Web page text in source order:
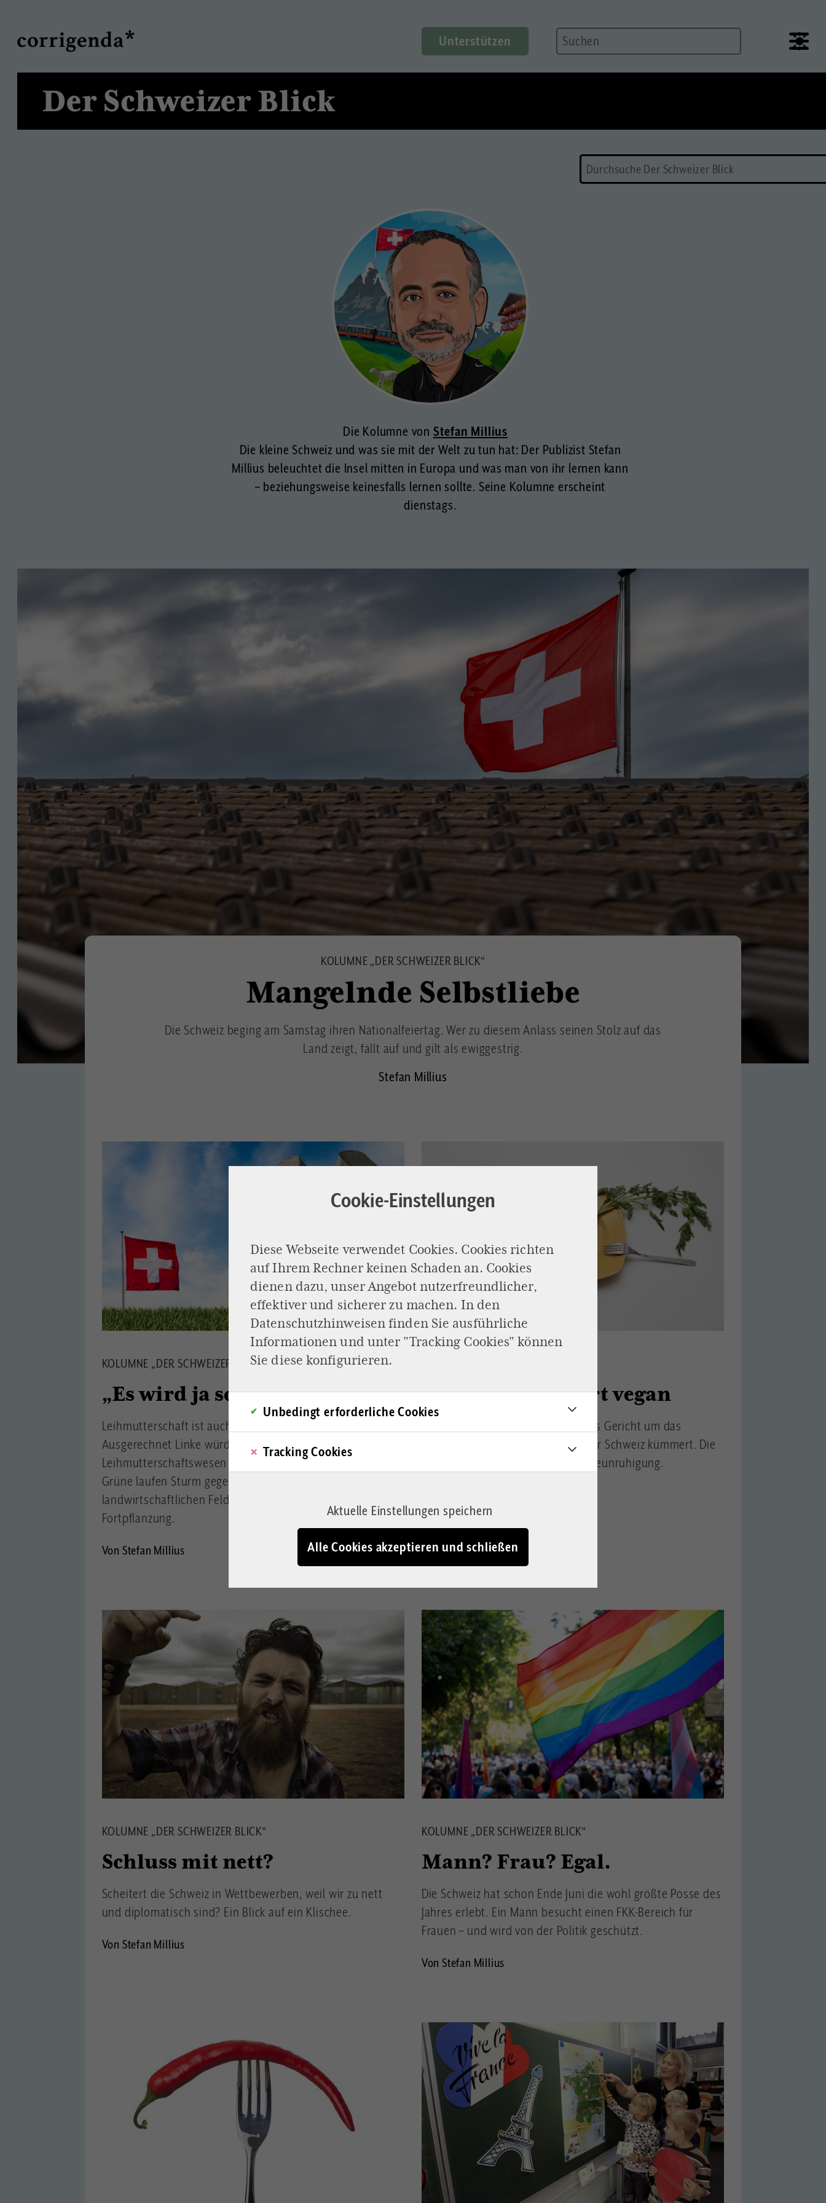
Inhalt
Suche
Unterstützen
Der Schweizer Blick
Die Kolumne von Stefan Millius
Die kleine Schweiz und was sie mit der Welt zu tun hat: Der Publizist Stefan
Millius beleuchtet die Insel mitten in Europa und was man von ihr lernen kann
– beziehungsweise keinesfalls lernen sollte. Seine Kolumne erscheint
dienstags.
KOLUMNE „DER SCHWEIZER BLICK“
Mangelnde Selbstliebe
Die Schweiz beging am Samstag ihren Nationalfeiertag. Wer zu diesem Anlass seinen Stolz auf das
Land zeigt, fällt auf und gilt als ewiggestrig.
Stefan Millius
KOLUMNE „DER SCHWEIZER BLICK“
„Es wird ja sowieso gemacht“
Leihmutterschaft ist auch in der Schweiz verboten.
Ausgerechnet Linke würden das gern ändern. Obschon das
Leihmutterschaftswesen Kapitalismus in Reinkultur ist.
Grüne laufen Sturm gegen Gentechnologie auf
landwirtschaftlichen Feldern, bejubeln sie aber bei der
Fortpflanzung.
Von Stefan Millius
Straßburg serviert vegan
Rührend, wie sich ein europäisches Gericht um das
Wohlbefinden von Häftlingen in der Schweiz kümmert. Die
Rührung weicht aber schnell der Beunruhigung.
KOLUMNE „DER SCHWEIZER BLICK“
Schluss mit nett?
Scheitert die Schweiz in Wettbewerben, weil wir zu nett
und diplomatisch sind? Ein Blick auf ein Klischee.
Von Stefan Millius
KOLUMNE „DER SCHWEIZER BLICK“
Mann? Frau? Egal.
Die Schweiz hat schon Ende Juni die wohl größte Posse des
Jahres erlebt. Ein Mann besucht einen FKK-Bereich für
Frauen – und wird von der Politik geschützt.
Von Stefan Millius
Cookie-Einstellungen
Diese Webseite verwendet Cookies. Cookies richten
auf Ihrem Rechner keinen Schaden an. Cookies
dienen dazu, unser Angebot nutzerfreundlicher,
effektiver und sicherer zu machen. In den
Datenschutzhinweisen finden Sie ausführliche
Informationen und unter "Tracking Cookies" können
Sie diese konfigurieren.
Unbedingt erforderliche Cookies
Tracking Cookies
Aktuelle Einstellungen speichern
Alle Cookies akzeptieren und schließen